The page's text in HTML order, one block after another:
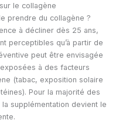
le collagène
prendre du collagène ?
à décliner dès 25 ans,
perceptibles qu’à partir de
peut être envisagée
à des facteurs
(tabac, exposition solaire
Pour la majorité des
supplémentation devient le